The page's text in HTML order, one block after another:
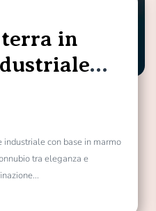
terra in
con base in marmo
tra eleganza e